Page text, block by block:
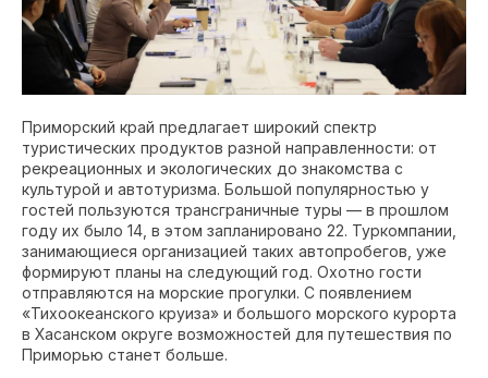
Приморский край предлагает широкий спектр
туристических продуктов разной направленности: от
рекреационных и экологических до знакомства с
культурой и автотуризма. Большой популярностью у
гостей пользуются трансграничные туры — в прошлом
году их было 14, в этом запланировано 22. Туркомпании,
занимающиеся организацией таких автопробегов, уже
формируют планы на следующий год. Охотно гости
отправляются на морские прогулки. С появлением
«Тихоокеанского круиза» и большого морского курорта
в Хасанском округе возможностей для путешествия по
Приморью станет больше.